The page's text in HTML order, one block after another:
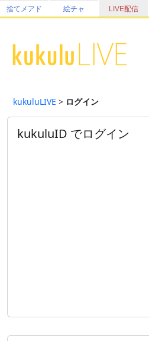
捨てメアド 絵チャ LIVE配信
kukuluLIVE > ログイン
kukuluID でログイン